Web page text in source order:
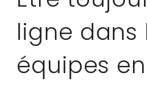
ligne dans
équipes